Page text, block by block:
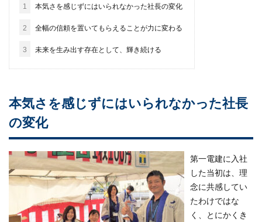
1 本気さを感じずにはいられなかった社長の変化
2 全幅の信頼を置いてもらえることが力に変わる
3 未来を生み出す存在として、輝き続ける
本気さを感じずにはいられなかった社長
の変化
第一電建に入社
した当初は、理
念に共感してい
たわけではな
く、とにかくき